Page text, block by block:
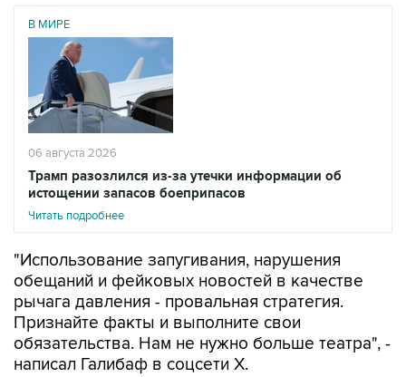
В МИРЕ
06 августа 2026
Трамп разозлился из-за утечки информации об
истощении запасов боеприпасов
Читать подробнее
"Использование запугивания, нарушения
обещаний и фейковых новостей в качестве
рычага давления - провальная стратегия.
Признайте факты и выполните свои
обязательства. Нам не нужно больше театра", -
написал Галибаф в соцсети X.